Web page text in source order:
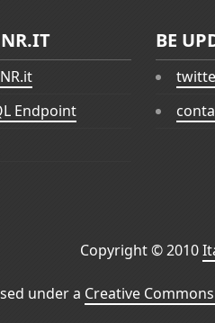
Endpoint
BE
Copyright © 2010
under a Creative